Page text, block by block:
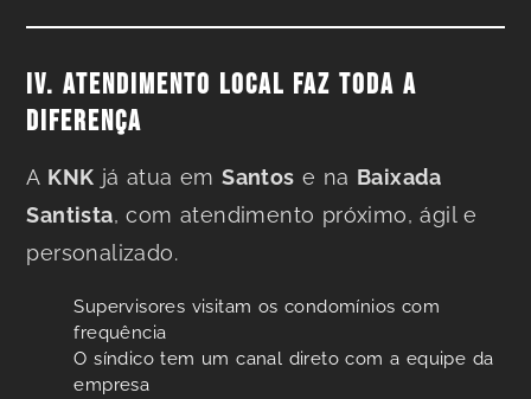
IV. ATENDIMENTO LOCAL FAZ TODA A
DIFERENÇA
A KNK já atua emSantos e na Baixada
Santista, com atendimento próximo, ágil e
personalizado.
Supervisores visitam os condomínios com
frequência
O síndico tem um canal direto com a equipe da
empresa